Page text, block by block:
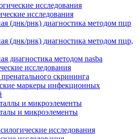
исследования
исследования
(днк/рнк) диагностика методом пцр
(днк/рнк) диагностика методом пцр,
диагностика методом nasba
исследования
скрининга
маркеры инфекционных
и микроэлементы
и микроэлементы
исследования